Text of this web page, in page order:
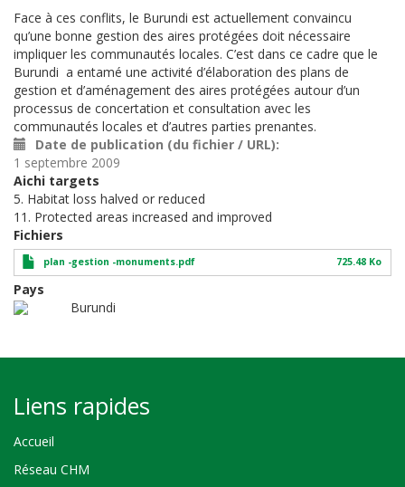
Face à ces conflits, le Burundi est actuellement convaincu
qu’une bonne gestion des aires protégées doit nécessaire
impliquer les communautés locales. C’est dans ce cadre que le
Burundi a entamé une activité d’élaboration des plans de
gestion et d’aménagement des aires protégées autour d’un
processus de concertation et consultation avec les
communautés locales et d’autres parties prenantes.
Date de publication (du fichier / URL)
1 septembre 2009
Aichi targets
5. Habitat loss halved or reduced
11. Protected areas increased and improved
Fichiers
plan -gestion -monuments.pdf 725.48 Ko
Pays
Burundi
Liens rapides
Accueil
Réseau CHM